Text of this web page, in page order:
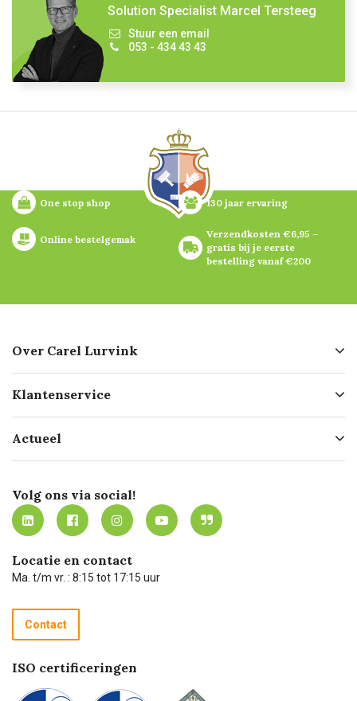
Solution Specialist Marcel Tersteeg
Stuur een email
053 - 434 43 43
One stop shop 130 jaar ervaring
Online bestelgemak
Verzendkosten €6,95 –
gratis bij je eerste
bestelling vanaf €200
Over Carel Lurvink
Geschiedenis
Missie
Werken bij Carel Lurvink
MVO
Klantenservice
Bezorgen
Mijn Carel Lurvink
Mijn Carel Lurvink instructievideo's
Carel Lurvink App
Hulp op afstand
Technische dienst
Recycle programma
Betalen
Actueel
Innovation LAB
Tevreden klanten
Carel Lurvink Blog
Carel de podcast
Volg ons via social!
Locatie en contact
Ma. t/m vr. : 8:15 tot 17:15 uur
Contact
ISO certificeringen